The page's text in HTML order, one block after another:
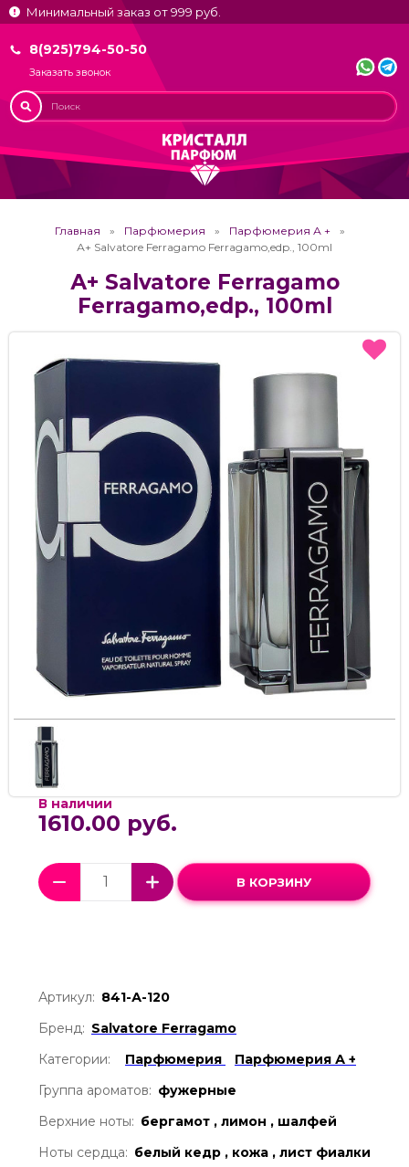
Минимальный заказ от 999 руб.
8(925)794-50-50
Заказать звонок
Главная Парфюмерия
Парфюмерия А +
А+ Salvatore Ferragamo Ferragamo,edp., 100ml
А+ Salvatore Ferragamo
Ferragamo,edp., 100ml
В наличии
1610.00 руб.
В КОРЗИНУ
Артикул: 841-А-120
Бренд: Salvatore Ferragamo
Категории:
Парфюмерия
Парфюмерия А +
Группа ароматов: фужерные
Верхние ноты: бергамот , лимон , шалфей
Ноты сердца: белый кедр , кожа , лист фиалки